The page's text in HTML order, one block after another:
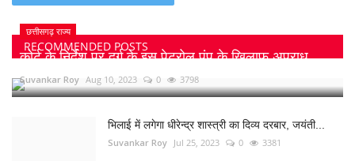
RECOMMENDED POSTS
छत्तीसगढ़ राज्य
कोर्ट के निर्देश पर दुर्ग के इस पेट्रोल पंप के खिलाफ अपराध...
Suvankar Roy Aug 10, 2023 0 3798
भिलाई में लगेगा धीरेन्द्र शास्त्री का दिव्य दरबार, जयंती...
Suvankar Roy Jul 25, 2023 0 3381